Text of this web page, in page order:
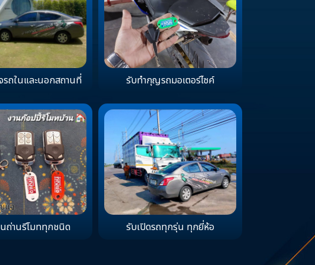
ถในและนอกสถานที่ รับทำกุญรถมอเตอร์ไซค์
ถ่านรีโมททุกชนิด รับเปิดรถทุกรุ่น ทุกยี่ห้อ